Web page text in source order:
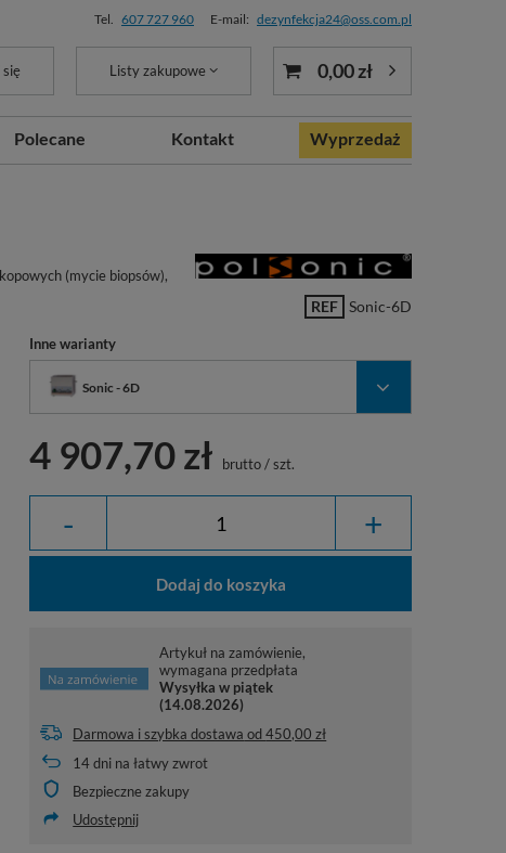
Tel. 607 727 960 E-mail: dezynfekcja24@oss.com.pl
Listy zakupowe 0,00 zł
Polecane Kontakt Wyprzedaż
(mycie biopsów),
REF Sonic-6D
Inne warianty
Sonic - 6D
4 907,70 zł brutto/szt.
- +
Dodaj do koszyka
Artykuł na zamówienie,
wymagana przedpłata
Wysyłkaw piątek
(14.08.2026)
Darmowa i szybka dostawa od450,00 zł
14dni na łatwy zwrot
Bezpieczne zakupy
Udostępnij